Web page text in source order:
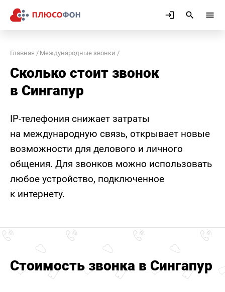
Главная Международные звонки
Сколько стоит звонок
в Сингапур
IP-телефония снижает затраты
на международную связь, открывает новые
возможности для делового и личного
общения. Для звонков можно использовать
любое устройство, подключенное
к интернету.
Стоимость звонка в Сингапур